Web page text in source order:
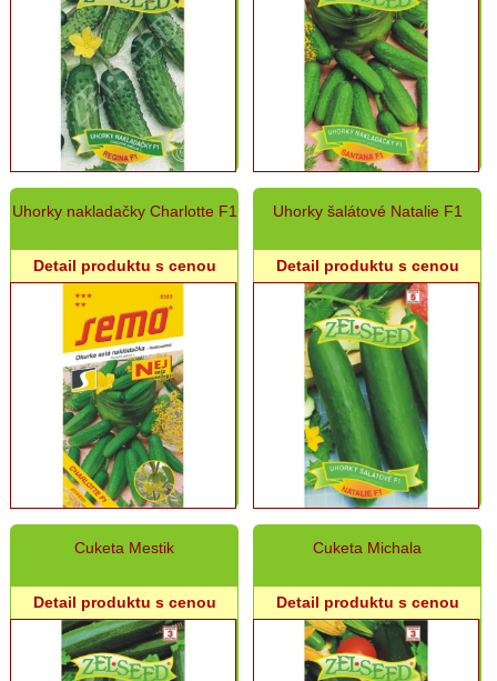
Karfiol,
Kaleráb
Reďkovka
Kukurica
Fazuľa,
Baklažán
Mrkva
Petržlen,
Paštrnák
Uhorky,
Cukety,
Tekvice,
Melóny
Cvikľa
Špenát
Kvety,
liečivé
rastliny
Ostatné
Uhorky nakladačky Charlotte F1
Detail produktu s cenou
Uhorky šalátové Natalie F1
Detail produktu s cenou
Cuketa Mestik
Detail produktu s cenou
Cuketa Michala
Detail produktu s cenou